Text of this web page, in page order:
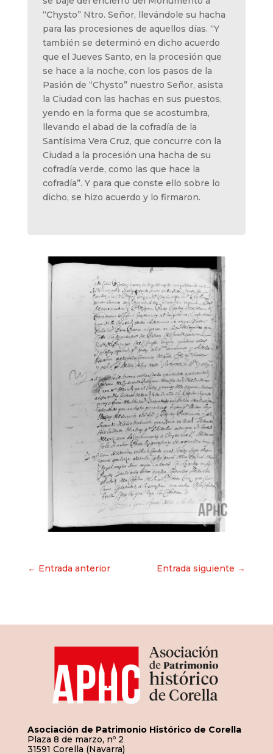
“Chysto” Ntro. Señor, llevándole su hacha
para las procesiones de aquellos días. “Y
también se determinó en dicho acuerdo
que el Jueves Santo, en la procesión que
se hace a la noche, con los pasos de la
Pasión de “Chysto” nuestro Señor, asista
la Ciudad con las hachas en sus puestos,
yendo en la forma que se acostumbra,
llevando el abad de la cofradía de la
Santísima Vera Cruz, que concurre con la
Ciudad a la procesión una hacha de su
cofradía verde, como las que hace la
cofradía”. Y para que conste ello sobre lo
dicho, se hizo acuerdo y lo firmaron.
Navegación
← Entrada anterior Entrada siguiente →
Asociación de Patrimonio Histórico de Corella
Plaza 8 de marzo, nº 2
31591 Corella (Navarra)